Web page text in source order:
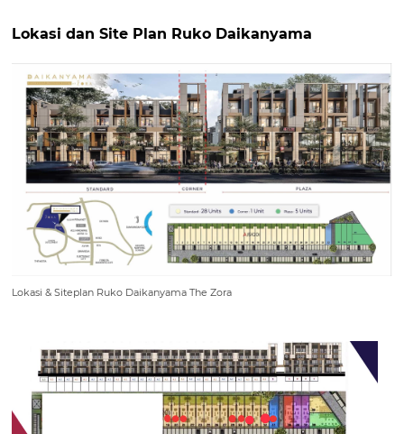
Lokasi dan Site Plan Ruko Daikanyama
Lokasi & Siteplan Ruko Daikanyama The Zora